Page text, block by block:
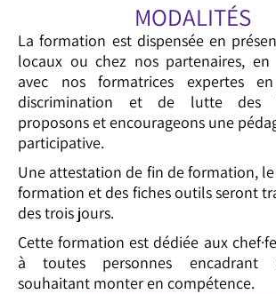
MODALITÉS
La formation est dispensée en
locaux ou chez nos partenaires,
avec nos formatrices expertes
discrimination et de lutte des
proposons et encourageons une
participative.
Une attestation de fin de formation,
formation et des fiches outils seront
des trois jours.
Cette formation est dédiée aux
à toutes personnes encadrant
souhaitant monter en compétence.